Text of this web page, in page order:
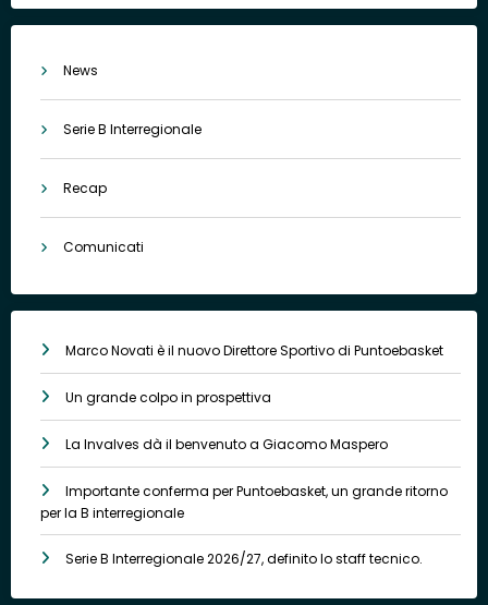
News
Serie B Interregionale
Recap
Comunicati
Marco Novati è il nuovo Direttore Sportivo di Puntoebasket
Un grande colpo in prospettiva
La Invalves dà il benvenuto a Giacomo Maspero
Importante conferma per Puntoebasket, un grande ritorno
per la B interregionale
Serie B Interregionale 2026/27, definito lo staff tecnico.